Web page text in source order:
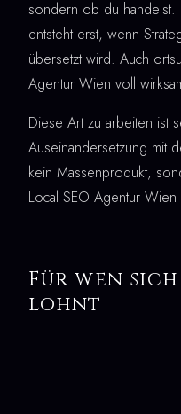
sondern ob du
entsteht erst, wenn
übersetzt wird. Auch
Agentur Wien voll
Diese Art zu arbeiten ist
Auseinandersetzung mit
kein Massenprodukt,
Local SEO Agentur
Für wen sich
lohnt